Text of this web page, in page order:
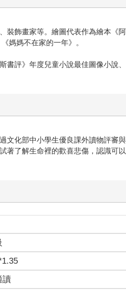
飾畫家等。繪圖代表作為繪本《阿
媽媽不在家的一年》。
書評》年度兒童小說最佳圖像小說
文化部中小學生優良課外讀物評審
著了解生命裡的歡喜悲傷，認識可
讀